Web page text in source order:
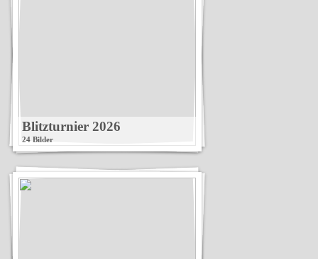
Blitzturnier 2026
24 Bilder